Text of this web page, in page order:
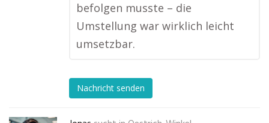
befolgen musste – die
Umstellung war wirklich leicht
umsetzbar.
Nachricht senden